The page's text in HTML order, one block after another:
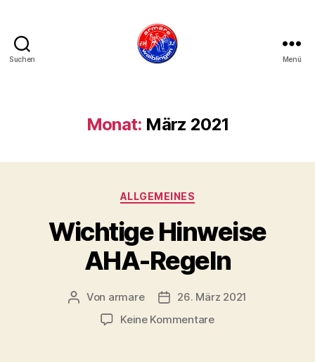
Suchen Menü
Monat: März 2021
Kategorien
ALLGEMEINES
Wichtige Hinweise
AHA-Regeln
Beitragsautor
Von armare Beitragsdatum
26. März 2021
Keine Kommentarezu